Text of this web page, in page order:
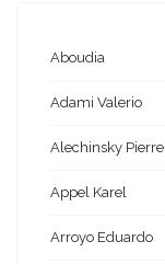
Aboudia
Adami Valerio
Alechinsky Pierre
Appel Karel
Arroyo Eduardo